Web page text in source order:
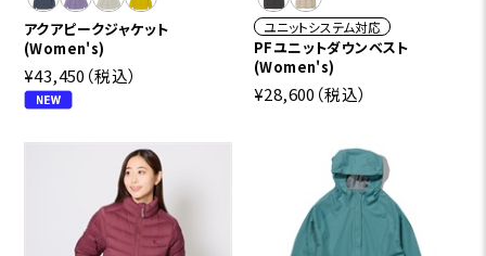
アクアピークジャケット
(Women's)
¥43,450 （税込）
ユニットシステム対応
PFユニットダウンベスト
(Women's)
¥28,600 （税込）